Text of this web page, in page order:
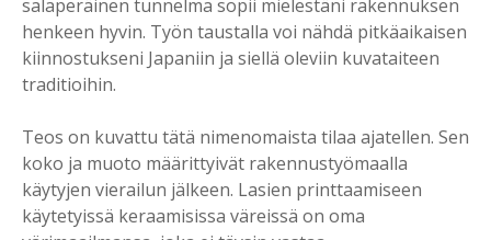
salaperäinen tunnelma sopii mielestäni rakennuksen
henkeen hyvin. Työn taustalla voi nähdä pitkäaikaisen
kiinnostukseni Japaniin ja siellä oleviin kuvataiteen
traditioihin.
Teos on kuvattu tätä nimenomaista tilaa ajatellen. Sen
koko ja muoto määrittyivät rakennustyömaalla
käytyjen vierailun jälkeen. Lasien printtaamiseen
käytetyissä keraamisissa väreissä on oma